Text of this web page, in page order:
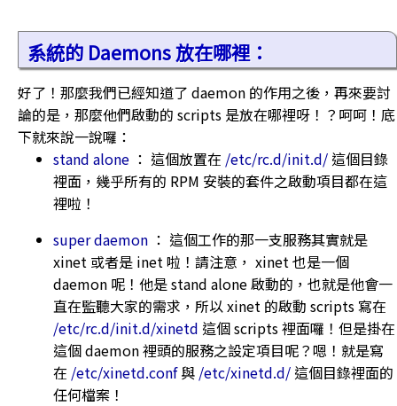
系統的 Daemons 放在哪裡：
好了！那麼我們已經知道了 daemon 的作用之後，再來要討
論的是，那麼他們啟動的 scripts 是放在哪裡呀！？呵呵！底
下就來說一說囉：
stand alone ： 這個放置在 /etc/rc.d/init.d/ 這個目錄
裡面，幾乎所有的 RPM 安裝的套件之啟動項目都在這
裡啦！
super daemon ： 這個工作的那一支服務其實就是
xinet 或者是 inet啦！請注意， xinet也是一個
daemon 呢！他是 stand alone 啟動的，也就是他會一
直在監聽大家的需求，所以 xinet 的啟動 scripts 寫在
/etc/rc.d/init.d/xinetd 這個 scripts 裡面囉！但是掛在
這個 daemon 裡頭的服務之設定項目呢？嗯！就是寫
在 /etc/xinetd.conf與 /etc/xinetd.d/ 這個目錄裡面的
任何檔案！